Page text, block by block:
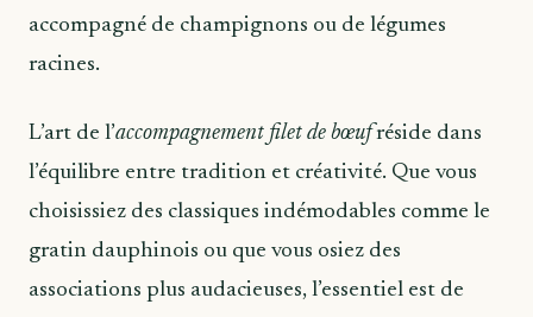
accompagné de champignons ou de légumes
racines.
L’art de l’accompagnement filet de bœufréside dans
l’équilibre entre tradition et créativité. Que vous
choisissiez des classiques indémodables comme le
gratin dauphinois ou que vous osiez des
associations plus audacieuses, l’essentiel est de